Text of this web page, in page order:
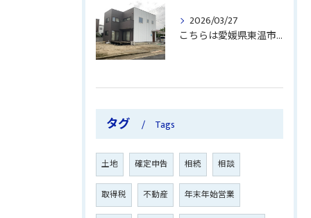
2026/03/27
こちらは愛媛県東温市南方に位置する中古住宅のご紹介です。
タグ Tags
土地 確定申告 相続 相談
取得税 不動産 年末年始営業